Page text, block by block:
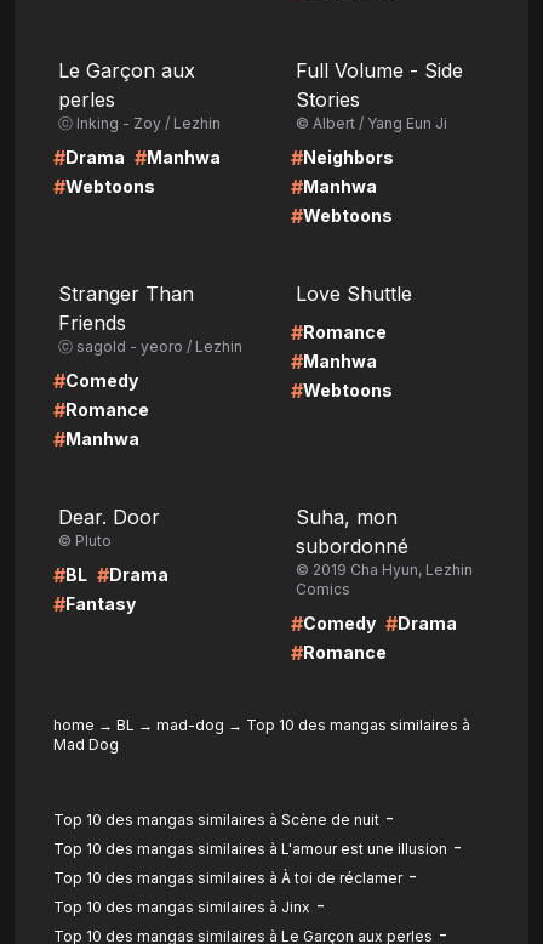
Le Garçon aux
perles
ⓒ Inking - Zoy / Lezhin
#Drama #Manhwa
#Webtoons
Full Volume - Side
Stories
© Albert / Yang Eun Ji
#Neighbors
#Manhwa
#Webtoons
Stranger Than
Friends
ⓒ sagold - yeoro / Lezhin
#Comedy
#Romance
#Manhwa
Love Shuttle
#Romance
#Manhwa
#Webtoons
Dear. Door
© Pluto
#BL #Drama
#Fantasy
Suha, mon
subordonné
© 2019 Cha Hyun, Lezhin
Comics
#Comedy #Drama
#Romance
home → BL → mad-dog → Top 10 des mangas similaires à
Mad Dog
Top 10 des mangas similaires à Scène de nuit -
Top 10 des mangas similaires à L'amour est une illusion -
Top 10 des mangas similaires à À toi de réclamer-
Top 10 des mangas similaires à Jinx -
Top 10 des mangas similaires à Le Garçon aux perles -